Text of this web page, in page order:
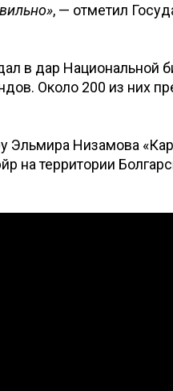
, — отметил
в дар Национальной
Около 200 из них
Низамова
на территории